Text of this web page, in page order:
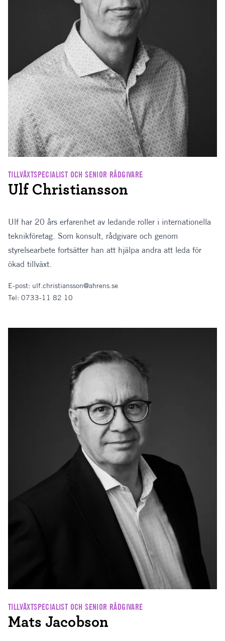
TILLVÄXTSPECIALIST OCH SENIOR RÅDGIVARE
Ulf Christiansson
Ulf har 20 års erfarenhet av ledande roller i internationella
teknikföretag. Som konsult, rådgivare och genom
styrelsearbete fortsätter han att hjälpa andra att leda för
ökad tillväxt.
E-post: ulf.christiansson@ahrens.se
Tel: 0733-11 82 10
TILLVÄXTSPECIALIST OCH SENIOR RÅDGIVARE
Mats Jacobson